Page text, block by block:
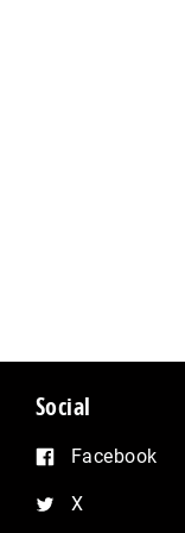
Social
Facebook
X